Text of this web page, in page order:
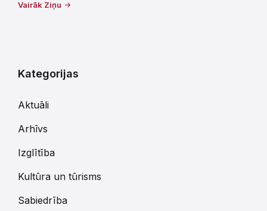
Vairāk Ziņu
Kategorijas
Aktuāli
Arhīvs
Izglītība
Kultūra un tūrisms
Sabiedrība